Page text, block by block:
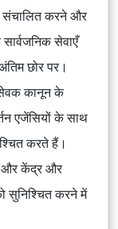
संचालित करने और
सेवाएँ
छोर पर।
कानून के
एजेंसियों के साथ
करते हैं।
और केंद्र और
सुनिश्चित करने में